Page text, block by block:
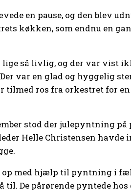
en pause, og den blev
køkken, som endnu en
så livlig, og der var vist
var en glad og hyggelig
tilmed ros fra orkestret for
stod der julepyntning
Helle Christensen havde
med hjælp til pyntning i
til. De pårørende pyntede